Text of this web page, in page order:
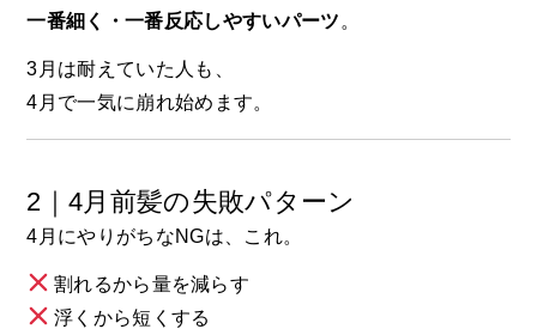
一番細く・一番反応しやすいパーツ 。
3月は耐えていた人も、
4月で一気に崩れ始めます。
2｜4月前髪の失敗パターン
4月にやりがちなNGは、これ。
割れるから量を減らす
浮くから短くする